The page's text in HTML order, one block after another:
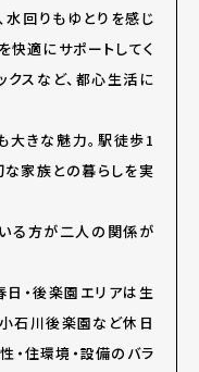
水回りもゆとりを感じ
快適にサポートしてく
クスなど、都心生活に
大きな魅力。駅徒歩1
家族との暮らしを実
いる方が二人の関係が
・後楽園エリアは生
石川後楽園など休日
・住環境・設備のバラ